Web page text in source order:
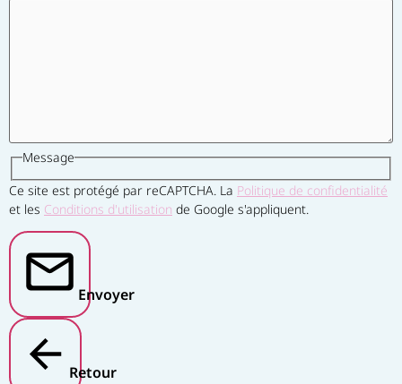
Message
Ce site est protégé par reCAPTCHA. La Politique de confidentialité
et les Conditions d'utilisation de Google s'appliquent.
Envoyer
Retour